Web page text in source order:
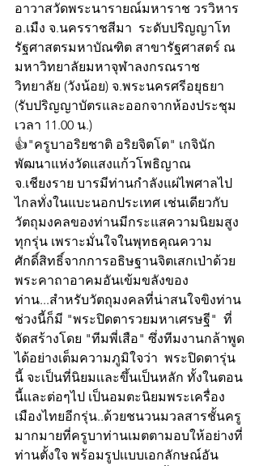
อาวาสวัดพระนารายณ์มหาราช วรวิหาร
อ.เมืง จ.นครราชสีมา  ระดับปริญญาโท
รัฐศาสตรมหาบัณฑิต สาขารัฐศาสตร์ ณ
มหาวิทยาลัยมหาจุฬาลงกรณราช
วิทยาลัย (วังน้อย) จ.พระนครศรีอยุธยา
(รับปริญญาบัตรและออกจากห้องประชุม
เวลา 11.00 น.)
👍"ครูบาอริยชาติ อริยจิตโต" เกจินัก
พัฒนาแห่งวัดเเสงแก้วโพธิญาณ
จ.เชียงราย บารมีท่านกำลังแผ่ไพศาลไป
ไกลทั่งในแบะนอกประเทศ เช่นเดียวกับ
วัตถุมงคลของท่านมีกระแสความนิยมสูง
ทุกรุ่น เพราะมั่นใจในพุทธคุณความ
ศักดิ์สิทธิ์จากการอธิษฐานจิตเสกเป่าด้วย
พระคาถาอาคมอันเข้มขลังของ
ท่าน...สำหรับวัตถุมงคลที่น่าสนใจขิงท่าน
ช่วงนี้ก็มี "พระปิดตารวยมหาเศรษฐี"  ที่
จัดสร้างโดย "ทีมพี่เสือ" ซึ่งทีมงานกล้าพูด
ได้อย่างเต็มความภูมิใจว่า  พระปิดตารุ่น
นี้ จะเป็นที่นิยมเเละขึ้นเป็นหลัก ทั้งในตอน
นี้เเละต่อๆไป เป็นอมตะนิยมพระเครื่อง
เมืองไทยอีกรุ่น..ด้วยชนวนมวลสารชั้นครู
มากมายที่ครูบาท่านเมตตามอบให้อย่างที่
ท่านตั้งใจ พร้อมรูปเเบบเอกลักษณ์อัน